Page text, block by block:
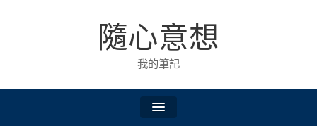
隨心意想
我的筆記